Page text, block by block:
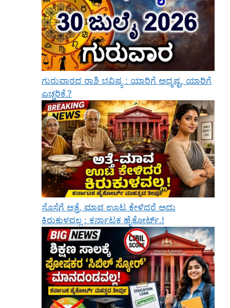
ಗುರುವಾರದ ರಾಶಿ ಭವಿಷ್ಯ : ಯಾರಿಗೆ ಅದೃಷ್ಟ, ಯಾರಿಗೆ
ಎಚ್ಚರಿಕೆ.?
ಸೊಸೆಗೆ ಅತ್ತೆ, ಮಾವ ಊಟ ಕೇಳಿದರೆ ಅದು
ಕಿರುಕುಳವಲ್ಲ : ಕರ್ನಾಟಕ ಹೈಕೋರ್ಟ್.!